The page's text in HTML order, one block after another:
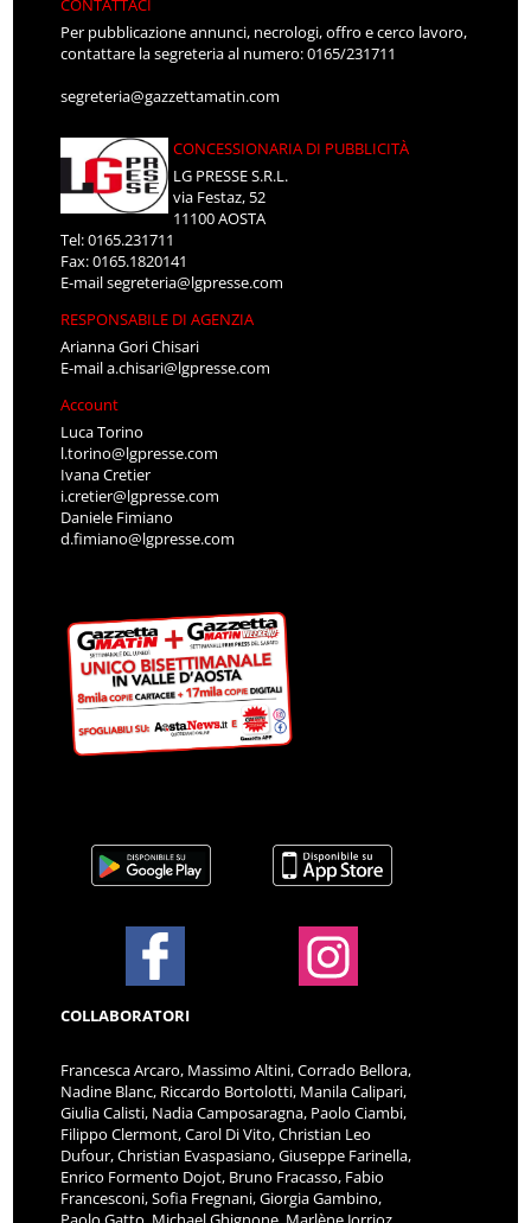
CONTATTACI
Per pubblicazione annunci, necrologi, offro e cerco lavoro,
contattare la segreteria al numero: 0165/231711
segreteria@gazzettamatin.com
CONCESSIONARIA DI PUBBLICITÀ
LG PRESSE S.R.L.
via Festaz, 52
11100 AOSTA
Tel: 0165.231711
Fax: 0165.1820141
E-mailsegreteria@lgpresse.com
RESPONSABILE DI AGENZIA
Arianna Gori Chisari
E-maila.chisari@lgpresse.com
Account
Luca Torino
l.torino@lgpresse.com
Ivana Cretier
i.cretier@lgpresse.com
Daniele Fimiano
d.fimiano@lgpresse.com
COLLABORATORI
Francesca Arcaro, Massimo Altini, Corrado Bellora,
Nadine Blanc, Riccardo Bortolotti, Manila Calipari,
Giulia Calisti, Nadia Camposaragna, Paolo Ciambi,
Filippo Clermont, Carol Di Vito, Christian Leo
Dufour, Christian Evaspasiano, Giuseppe Farinella,
Enrico Formento Dojot, Bruno Fracasso, Fabio
Francesconi, Sofia Fregnani, Giorgia Gambino,